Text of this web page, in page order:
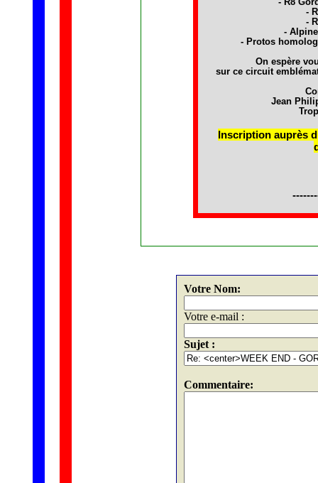
- R8
-
-
-
- Protos
On espère
sur ce circuit
Jean
Inscription auprès
Votre Nom:
Votre e-mail :
Sujet :
Commentaire: